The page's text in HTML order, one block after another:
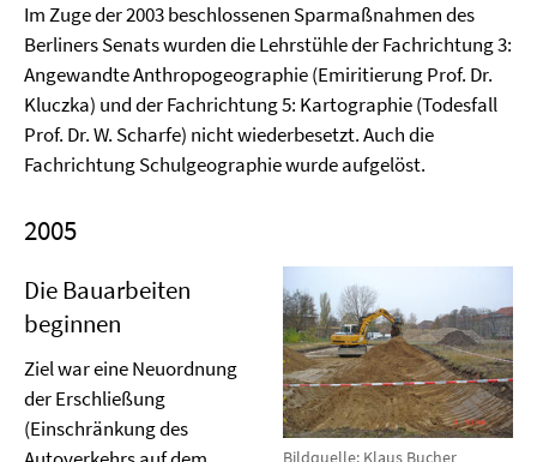
Im Zuge der 2003 beschlossenen Sparmaßnahmen des
Berliners Senats wurden die Lehrstühle der Fachrichtung 3:
Angewandte Anthropogeographie (Emiritierung Prof. Dr.
Kluczka) und der Fachrichtung 5: Kartographie (Todesfall
Prof. Dr. W. Scharfe) nicht wiederbesetzt. Auch die
Fachrichtung Schulgeographie wurde aufgelöst.
2005
Die Bauarbeiten
beginnen
Ziel war eine Neuordnung
der Erschließung
(Einschränkung des